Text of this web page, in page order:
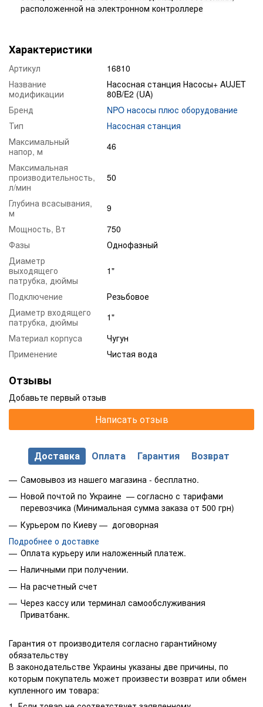
расположенной на электронном контроллере
Характеристики
Артикул
16810
Название
модификации
Насосная станция Насосы+ AUJET
80B/E2 (UA)
Бренд
NPO насосы плюс оборудование
Тип
Насосная станция
Максимальный
напор, м
46
Максимальная
производительность,
л/мин
50
Глубина всасывания,
м
9
Мощность, Вт
750
Фазы
Однофазный
Диаметр
выходящего
патрубка, дюймы
1"
Подключение
Резьбовое
Диаметр входящего
патрубка, дюймы
1"
Материал корпуса
Чугун
Применение
Чистая вода
Отзывы
Добавьте первый отзыв
Написать отзыв
Доставка Оплата Гарантия Возврат
Самовывоз из нашего магазина - бесплатно.
Новой почтой по Украине — согласно с тарифами
перевозчика (Минимальная сумма заказа от 500 грн)
Курьером по Киеву — договорная
Подробнее о доставке
Оплата курьеру или наложенный платеж.
Наличными при получении.
На расчетный счет
Через кассу или терминал самообслуживания
Приватбанк.
Гарантия от производителя согласно гарантийному
обязательству
В законодательстве Украины указаны две причины, по
которым покупатель может произвести возврат или обмен
купленного им товара: